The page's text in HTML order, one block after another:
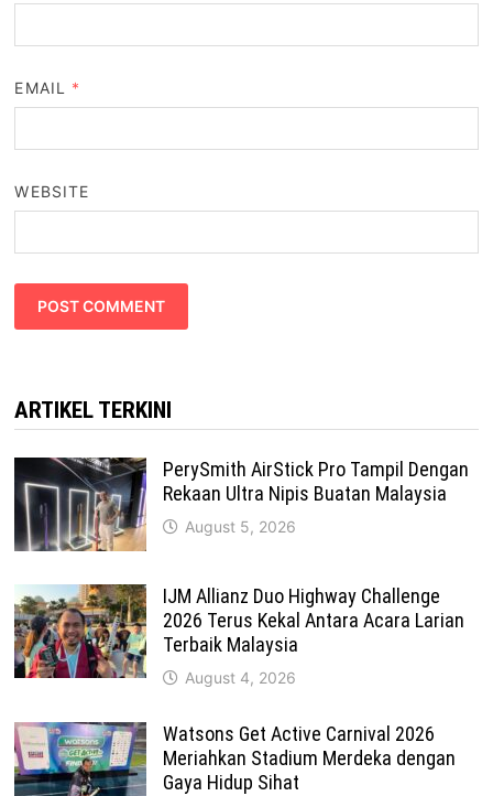
EMAIL *
WEBSITE
ARTIKEL TERKINI
PerySmith AirStick Pro Tampil Dengan
Rekaan Ultra Nipis Buatan Malaysia
August 5, 2026
IJM Allianz Duo Highway Challenge
2026 Terus Kekal Antara Acara Larian
Terbaik Malaysia
August 4, 2026
Watsons Get Active Carnival 2026
Meriahkan Stadium Merdeka dengan
Gaya Hidup Sihat